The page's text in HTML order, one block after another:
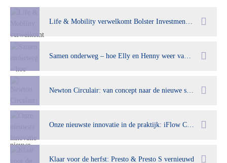
Life & Mobility verwelkomt Bolster Investment Partners als nieuwe aandeelhouder
Samen onderweg – hoe Elly en Henny weer van hun oude dag kunnen genieten
Newton Circulair: van concept naar de nieuwe standaard
Onze nieuwste innovatie in de praktijk: iFlow Care op een maatwerk ligonderstel
Klaar voor de herfst: Presto & Presto S vernieuwd